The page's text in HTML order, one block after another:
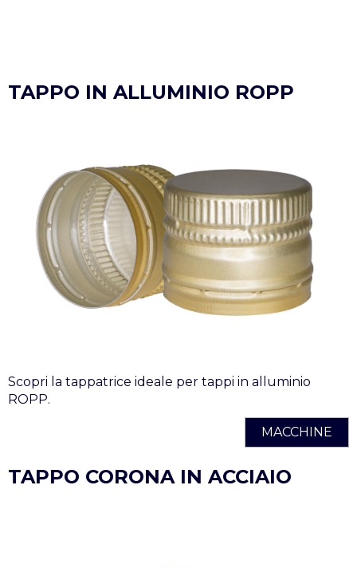
TAPPO IN ALLUMINIO ROPP
Scopri la tappatrice ideale per tappi in alluminio
ROPP.
MACCHINE
TAPPO CORONA IN ACCIAIO